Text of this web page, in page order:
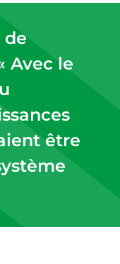
de
Avec le
être